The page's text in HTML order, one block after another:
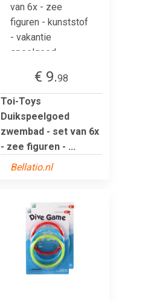
€ 9.98
Toi-Toys
Duikspeelgoed
zwembad - set van 6x
- zee figuren - ...
Bellatio.nl